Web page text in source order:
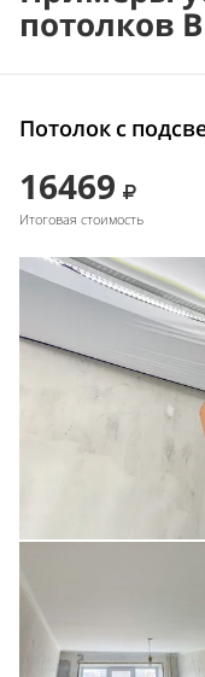
потолков
Потолок с
16469
Итоговая стоимость